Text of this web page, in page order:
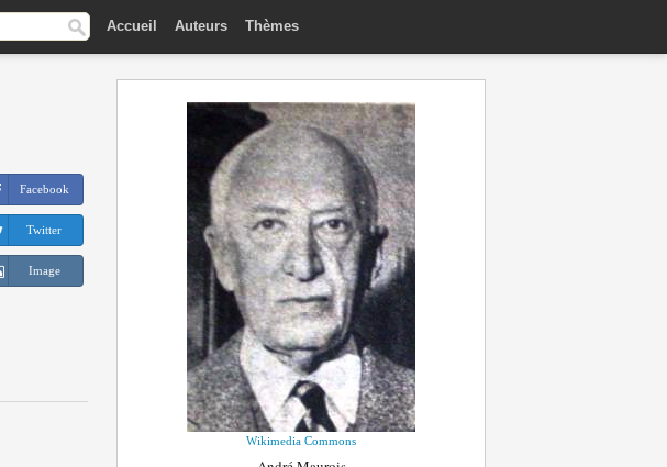
Accueil Auteurs Thèmes
Facebook
Twitter
Image
Wikimedia Commons